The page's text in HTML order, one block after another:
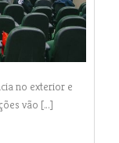
no exterior e
vão […]